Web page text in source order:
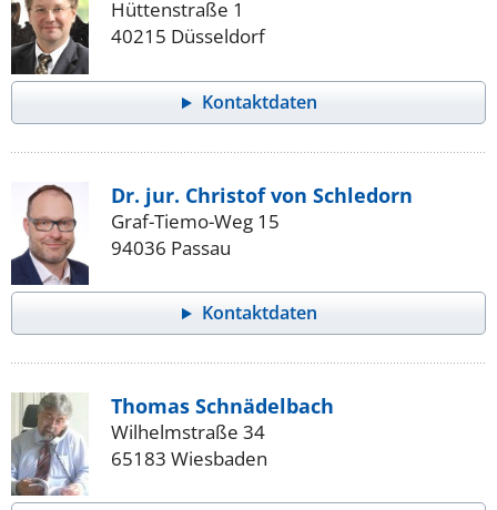
Hüttenstraße 1
40215 Düsseldorf
Kontaktdaten
Dr. jur. Christof von Schledorn
Graf-Tiemo-Weg 15
94036 Passau
Kontaktdaten
Thomas Schnädelbach
Wilhelmstraße 34
65183 Wiesbaden